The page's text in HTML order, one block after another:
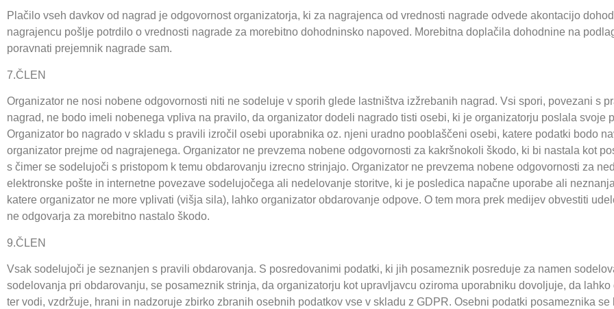
Plačilo vseh davkov od nagrad je odgovornost organizatorja, ki za nagrajenca od vrednosti nagrade odvede akontacijo
nagrajencu pošlje potrdilo o vrednosti nagrade za morebitno dohodninsko napoved. Morebitna doplačila dohodnine na
poravnati prejemnik nagrade sam.
7.ČLEN
Organizator ne nosi nobene odgovornosti niti ne sodeluje v sporih glede lastništva izžrebanih nagrad. Vsi spori, povezani s
nagrad, ne bodo imeli nobenega vpliva na pravilo, da organizator dodeli nagrado tisti osebi, ki je organizatorju poslala svoje
Organizator bo nagrado v skladu s pravili izročil osebi uporabnika oz. njeni uradno pooblaščeni osebi, katere podatki bodo
organizator prejme od nagrajenega. Organizator ne prevzema nobene odgovornosti za kakršnokoli škodo, ki bi nastala kot
s čimer se sodelujoči s pristopom k temu obdarovanju izrecno strinjajo. Organizator ne prevzema nobene odgovornosti za
elektronske pošte in internetne povezave sodelujočega ali nedelovanje storitve, ki je posledica napačne uporabe ali
katere organizator ne more vplivati (višja sila), lahko organizator obdarovanje odpove. O tem mora prek medijev obvestiti
ne odgovarja za morebitno nastalo škodo.
9.ČLEN
Vsak sodelujoči je seznanjen s pravili obdarovanja. S posredovanimi podatki, ki jih posameznik posreduje za namen
sodelovanja pri obdarovanju, se posameznik strinja, da organizatorju kot upravljavcu oziroma uporabniku dovoljuje, da
ter vodi, vzdržuje, hrani in nadzoruje zbirko zbranih osebnih podatkov vse v skladu z GDPR. Osebni podatki posameznika